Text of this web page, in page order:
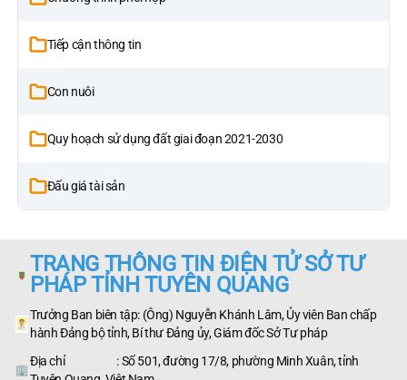
Tiếp cận thông tin
Con nuôi
Quy hoạch sử dụng đất giai đoạn 2021-2030
Đấu giá tài sản
TRANG THÔNG TIN ĐIỆN TỬ SỞ TƯ
PHÁP TỈNH TUYÊN QUANG
Trưởng Ban biên tập: (Ông) Nguyễn Khánh Lâm, Ủy viên Ban chấp
hành Đảng bộ tỉnh, Bí thư Đảng ủy, Giám đốc Sở Tư pháp
Địa chỉ : Số 501, đường 17/8, phường Minh Xuân, tỉnh